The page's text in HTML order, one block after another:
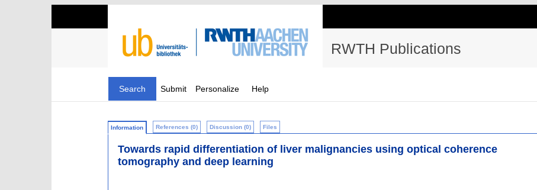
RWTH Publications
Search Submit Personalize Help
Information References (0) Discussion (0) Files
Towards rapid differentiation of liver malignancies using optical coherence
tomography and deep learning